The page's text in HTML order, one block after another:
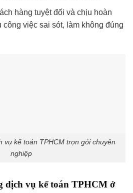
hàng tuyệt đối và chịu hoàn
công việc sai sót, làm không đúng
vụ kế toán TPHCM trọn gói chuyên
nghiệp
dịch vụ kế toán TPHCM ở